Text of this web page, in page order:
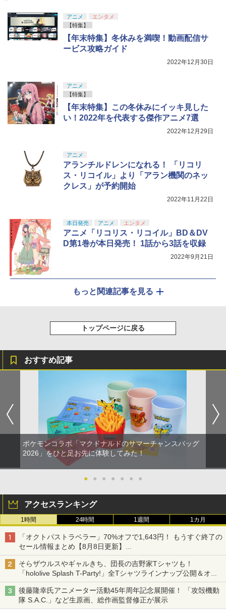
アニメ
エンタメ
【特集】
【年末特集】冬休みを満喫！動画配信サ
ービス攻略ガイド
2022年12月30日
アニメ
【特集】
【年末特集】この冬休みにイッキ見した
い！2022年を代表する傑作アニメ7選
2022年12月29日
アニメ
アランチルドレンになれる！ 「リコリ
ス・リコイル」より「アラン機関のネッ
クレス」が予約開始
2022年11月22日
本日発売 アニメ エンタメ
アニメ「リコリス・リコイル」BD＆DV
D第1巻が本日発売！ 1話から3話を収録
2022年9月21日
もっと関連記事を見る
トップページに戻る
おすすめ記事
ポケモンコラボ「マクドナルドのサマーチャンスバッグ
2026」をひと足お先に体験してみた！
● ● ● ● ● ● ●
アクセスランキング
1時間 24時間 1週間 1カ月
「オクトパストラベラー」70%オフで1,643円！ もうすぐ終了の
セール情報まとめ【8月8日更新】
ニンテンドーeショップでは「大神 絶景版」が67%オフで990円
そらザウルスやギャルきち、団長の吉野家Tシャツも！
「hololive Splash T-Party!」全Tシャツラインナップ公開＆オン
ライン販売開始
後藤隆幸氏アニメーター活動45年周年記念展開催！ 「攻殻機動
隊 S.A.C.」など生原画、総作画監督修正が展示